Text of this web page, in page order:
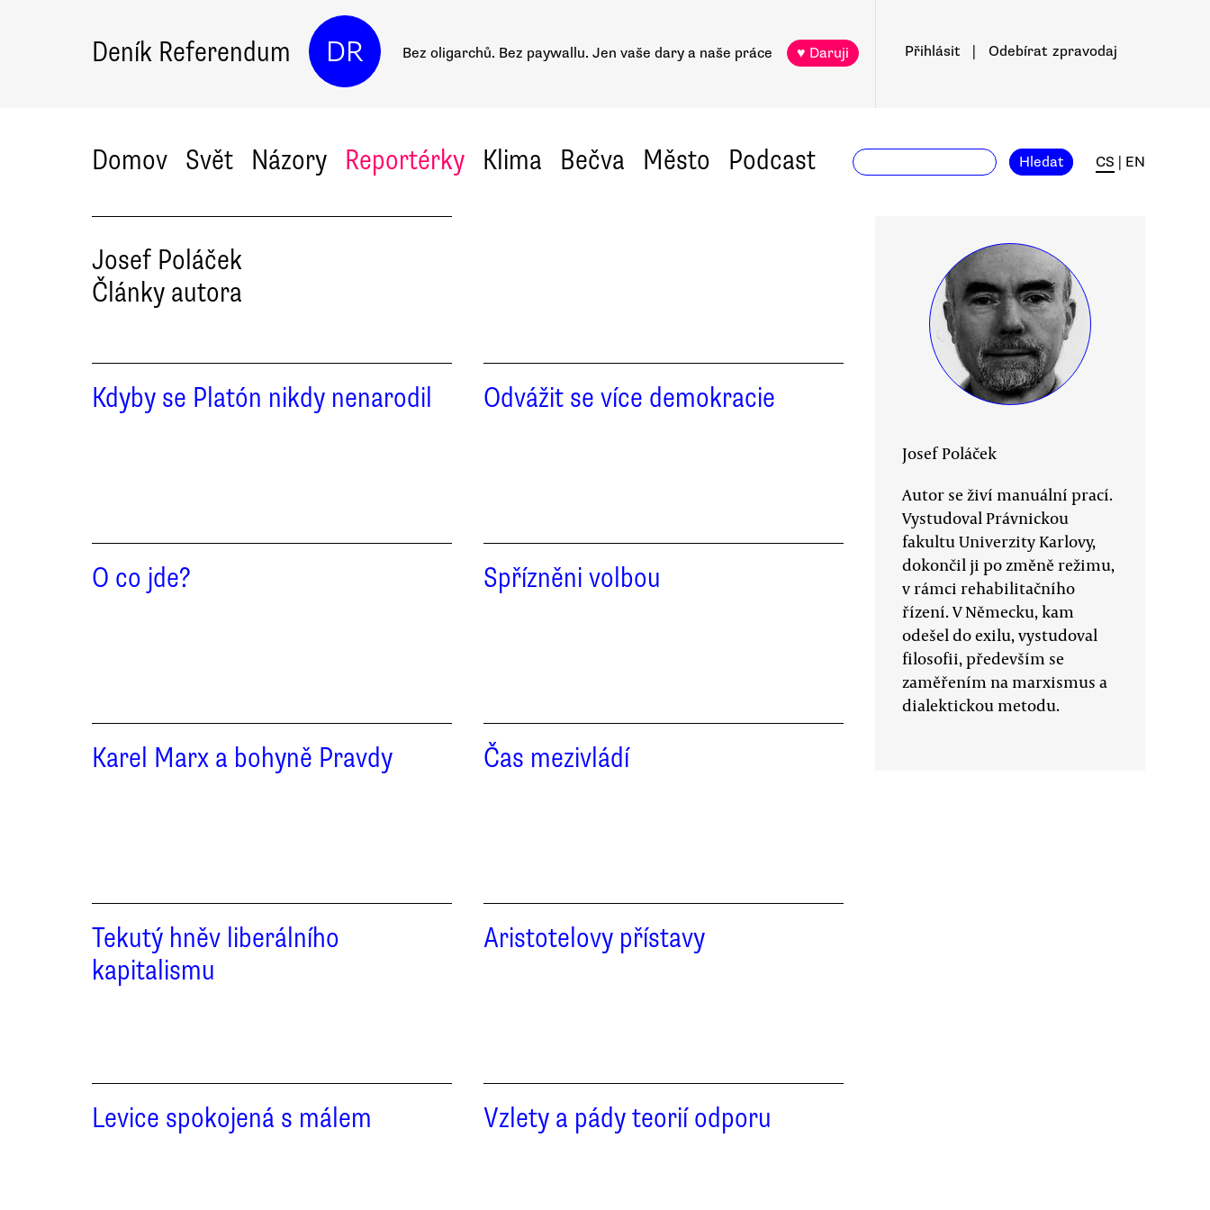
Deník Referendum DR Bez oligarchů. Bez paywallu. Jen vaše dary a naše práce ♥ Daruji Přihlásit Odebírat zpravodaj
Domov Svět Názory Reportérky Klima Bečva Město Podcast Hledat CS EN
Josef Poláček
Články autora
Kdyby se Platón nikdy nenarodil Odvážit se více demokracie
O co jde? Spřízněni volbou
Karel Marx a bohyně Pravdy Čas mezivládí
Tekutý hněv liberálního
kapitalismu
Aristotelovy přístavy
Levice spokojená s málem Vzlety a pády teorií odporu
Josef Poláček
Autor se živí manuální prací.
Vystudoval Právnickou
fakultu Univerzity Karlovy,
dokončil ji po změně režimu,
v rámci rehabilitačního
řízení. V Německu, kam
odešel do exilu, vystudoval
filosofii, především se
zaměřením na marxismus a
dialektickou metodu.